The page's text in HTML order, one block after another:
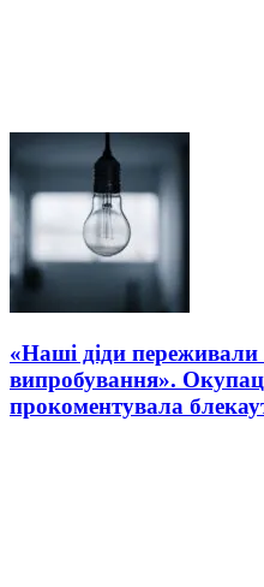
«Наші діди переживали
випробування».
прокоментувала